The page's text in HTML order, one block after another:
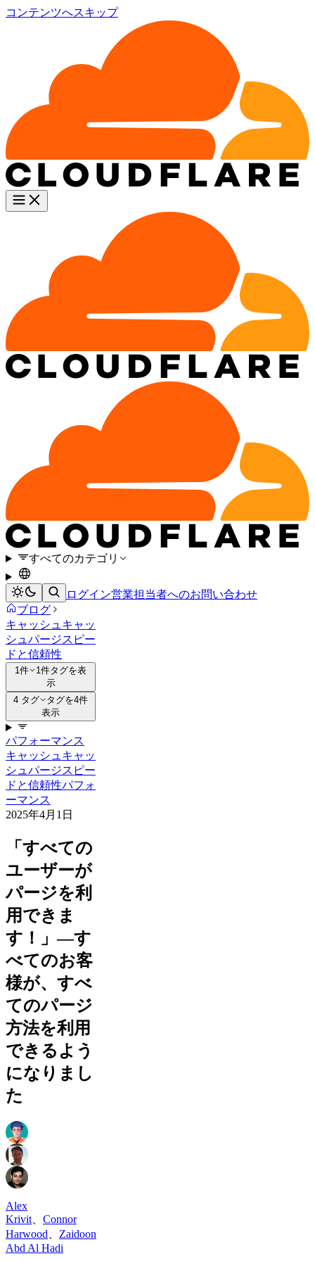
コンテンツへスキップ
すべてのカテゴリ
ログイン営業担当者へのお問い合わせ
ブログ
キャッシュ キャッ
シュパージスピー
ドと信頼性
1件
1件タグを表
示
4 タグ
タグを4件
表示
パフォーマンス
キャッシュ キャッ
シュパージスピー
ドと信頼性パフォ
ーマンス
2025年4月1日
「すべての
ユーザーが
パージを利
用できま
す！」—す
べてのお客
様が、すべ
てのパージ
方法を利用
できるよう
になりまし
た
Alex
Krivit
Connor
Harwood
Zaidoon
Abd Al Hadi